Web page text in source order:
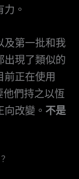
。
及第一批和我
出現了類似的
前正在使用
們持之以恆
改變。 不是